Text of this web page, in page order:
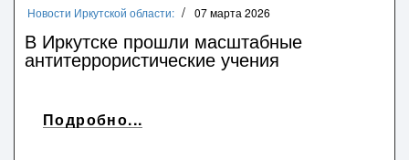
Новости Иркутской области: 07 марта 2026
В Иркутске прошли масштабные
антитеррористические учения
Подробно...